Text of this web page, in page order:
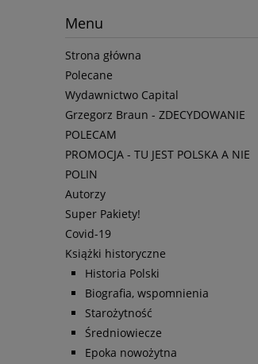
Menu
Strona główna
Polecane
Wydawnictwo Capital
Grzegorz Braun - ZDECYDOWANIE
POLECAM
PROMOCJA - TU JEST POLSKA A NIE
POLIN
Autorzy
Super Pakiety!
Covid-19
Książki historyczne
Historia Polski
Biografia, wspomnienia
Starożytność
Średniowiecze
Epoka nowożytna